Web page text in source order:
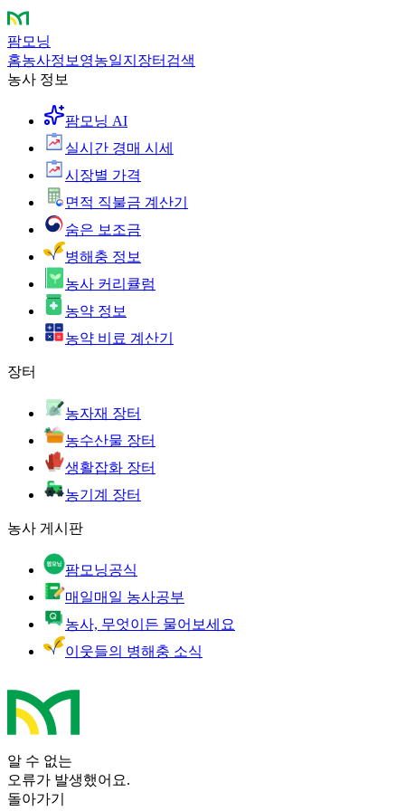
팜모닝
홈농사정보 영농일지 장터 검색
농사 정보
팜모닝 AI
실시간 경매 시세
시장별 가격
면적 직불금 계산기
숨은 보조금
병해충 정보
농사 커리큘럼
농약 정보
농약 비료 계산기
장터
농자재 장터
농수산물 장터
생활잡화 장터
농기계 장터
농사 게시판
팜모닝공식
매일매일 농사공부
농사, 무엇이든 물어보세요
이웃들의 병해충 소식
알 수 없는
오류가 발생했어요.
돌아가기